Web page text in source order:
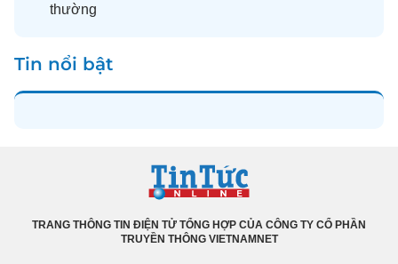
thường
Tin nổi bật
TRANG THÔNG TIN ĐIỆN TỬ TỔNG HỢP CỦA CÔNG TY CỔ PHẦN
TRUYỀN THÔNG VIETNAMNET